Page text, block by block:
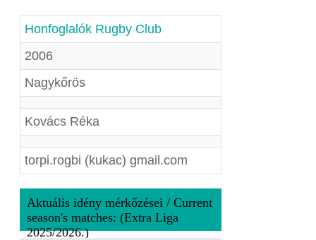
Honfoglalók Rugby Club
2006
Nagykőrös
Kovács Réka
torpi.rogbi (kukac) gmail.com
Aktuális idény mérkőzései / Current
season's matches: (Extra Liga
2025/2026.)